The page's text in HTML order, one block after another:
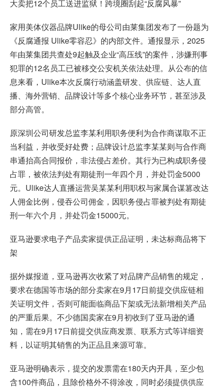
大卖把12个员工送进监狱！跨境圈刮起“反腐风暴”
家用美体仪器品牌Ulike的母公司由莱集团发布了一份题为
《反腐通报 Ulike零容忍》的内部文件。通报显示，2025
年由莱集团共查处9起触及企业“高压线”的案件，涉嫌刑事
犯罪的12名员工已被移交公安机关依法处理。从公布的信
息来看，Ulike本次反腐行动涵盖研发、供应链、达人直
播、海外营销、品牌设计等多个核心业务环节，甚至涉及
部分高管。
原深圳公司研发总监李某利用职务便利为合作商谋取不正
当利益，并收受好处费；品牌设计总监李某某则与合作商
串通抬高合同报价，非法侵占差价。其行为已构成职务侵
占罪，被依法判处有期徒刑一年四个月，并处罚金5000
元。Ulike达人直播运营吴某某利用职权与家属合谋篡改达
人佣金比例，侵吞公司佣金，因职务侵占罪被判处有期徒
刑一年六个月，并处罚金15000元。
亚马逊要求电子产品卖家提供正品证明，未达标商品将下
架
据外媒报道，亚马逊再次收紧了对品牌产品销售的规定，
要求在德国等市场的部分卖家在9月17日前提交供应链相
关证明文件，否则可能面临商品下架或无法新增相关产品
的严重后果。不少德国卖家在9月初收到了亚马逊的通
知，需在9月17日前提交供应商发票、联系方式等详细资
料，以证明其销售的为正品且来源可靠。
亚马逊明确表示，提交的发票需在180天内开具，至少包
含100件商品，且除价格外不得涂改，同时必须提供供应